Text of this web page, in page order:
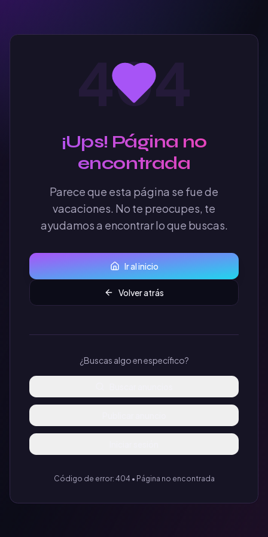
404
¡Ups! Página no
encontrada
Parece que esta página se fue de
vacaciones. No te preocupes, te
ayudamos a encontrar lo que buscas.
Ir al inicio
Volver atrás
¿Buscas algo en específico?
Código de error: 404 • Página no encontrada